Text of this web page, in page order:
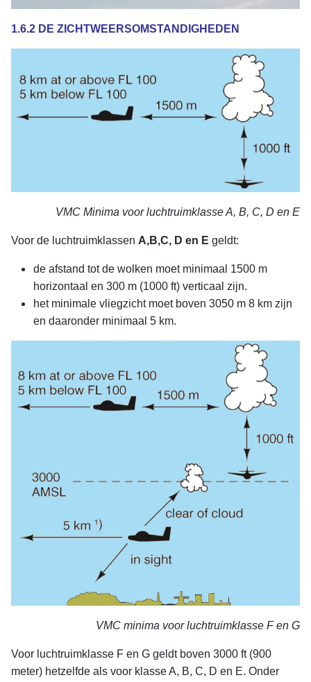
1.6.2 DE ZICHTWEERSOMSTANDIGHEDEN
VMC Minima voor luchtruimklasse A, B, C, D en E
Voor de luchtruimklassen A,B,C, D en E geldt:
de afstand tot de wolken moet minimaal 1500 m
horizontaal en 300 m (1000 ft) verticaal zijn.
het minimale vliegzicht moet boven 3050 m 8 km zijn
en daaronder minimaal 5 km.
VMC minima voor luchtruimklasse F en G
Voor luchtruimklasse F en G geldt boven 3000 ft (900
meter) hetzelfde als voor klasse A, B, C, D en E. Onder